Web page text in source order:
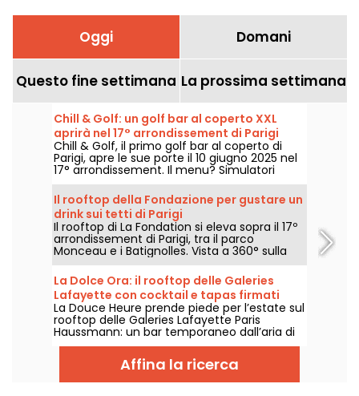
Oggi Domani
Questo fine settimana La prossima settimana
Chill & Golf: un golf bar al coperto XXL
aprirà nel 17° arrondissement di Parigi
Chill & Golf, il primo golf bar al coperto di
Parigi, apre le sue porte il 10 giugno 2025 nel
17° arrondissement. Il menu? Simulatori
all'avanguardia e finger food di stagione,
accompagnati da cocktail shakerati, il tutto
distribuito su due piani con terrazza. Un
nuovo locale ibrido, dove si viene per fare
swing ma anche per rilassarsi, con gli amici,
la famiglia o dopo il lavoro.
Il rooftop della Fondazione per gustare un
drink sui tetti di Parigi
Il rooftop di La Fondation si eleva sopra il 17º
arrondissement di Parigi, tra il parco
Monceau e i Batignolles. Vista a 360° sulla
capitale, tapas e cocktail firmati, è il
momento di salire per prendere aria e
godersi il momento.
La Dolce Ora: il rooftop delle Galeries
Lafayette con cocktail e tapas firmati
Cyril Lignac
La Douce Heure prende piede per l’estate sul
rooftop delle Galeries Lafayette Paris
Haussmann: un bar temporaneo dall’aria di
Riviera Francese, con cocktail ai fiori di
sambuco e piatti da condividere firmati Cyril
Lignac, da scoprire dal 18 giugno al 31 agosto
2026.
Affina la ricerca